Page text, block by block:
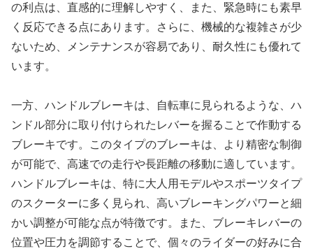
の利点は、直感的に理解しやすく、また、緊急時にも素早
く反応できる点にあります。さらに、機械的な複雑さが少
ないため、メンテナンスが容易であり、耐久性にも優れて
います。
一方、ハンドルブレーキは、自転車に見られるような、ハ
ンドル部分に取り付けられたレバーを握ることで作動する
ブレーキです。このタイプのブレーキは、より精密な制御
が可能で、高速での走行や長距離の移動に適しています。
ハンドルブレーキは、特に大人用モデルやスポーツタイプ
のスクーターに多く見られ、高いブレーキングパワーと細
かい調整が可能な点が特徴です。また、ブレーキレバーの
位置や圧力を調節することで、個々のライダーの好みに合